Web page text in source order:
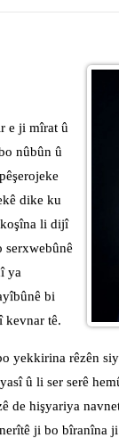
e ji mîrat û
nûbûn û
dike ku
li dijî
ya
bi
kevnar tê.
yekkirina rêzên
û li ser serê
de hişyariya
ji bo bîranîna